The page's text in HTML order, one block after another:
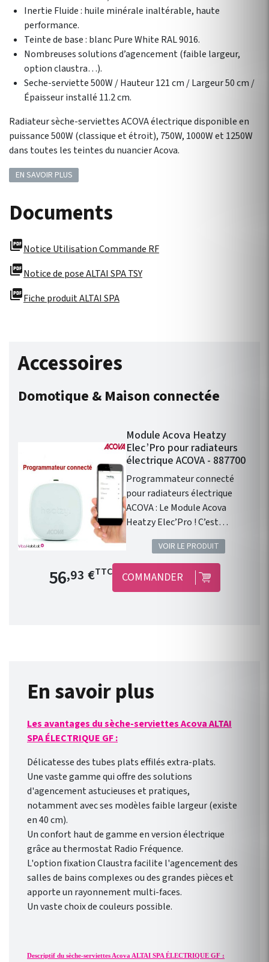
Inertie Fluide : huile minérale inaltérable, haute
performance.
Teinte de base : blanc Pure White RAL 9016.
Nombreuses solutions d’agencement (faible largeur,
option claustra…).
Seche-serviette 500W / Hauteur 121 cm / Largeur 50 cm /
Épaisseur installé 11.2 cm.
Radiateur sèche-serviettes ACOVA électrique disponible en
puissance 500W (classique et étroit), 750W, 1000W et 1250W
dans toutes les teintes du nuancier Acova.
EN SAVOIR PLUS
Documents
picture_as_pdfNotice Utilisation Commande RF
picture_as_pdfNotice de pose ALTAI SPA TSY
picture_as_pdfFiche produit ALTAI SPA
Accessoires
Domotique & Maison connectée
Module Acova Heatzy
Elec’Pro pour radiateurs
électrique ACOVA - 887700
Programmateur connecté
pour radiateurs électrique
ACOVA : Le Module Acova
Heatzy Elec’Pro ! C’est
l’accessoire qui vous
permettra de transformer les
radiateurs électriques équipés
d’un fil pilote en produits
connectés : jusqu’à 3
équipé d’un fil pilote. Il est
compatible avec une nouvelle
déjà installés ! Connexion
Pilotage des radiateurs de
l’extérieur comme de
l’intérieur avec l’ application
gratuite pour smartphone
économie d’énergie !
Programmation
hebdomadaire
personnalisable selon votre
rythme de vie !
VOIR LE PRODUIT
Prix de base
56,93 €TTC COMMANDER
En savoir plus
Les avantages du sèche-serviettes Acova ALTAI
SPA ÉLECTRIQUE GF :
Délicatesse des tubes plats effilés extra-plats.
Une vaste gamme qui offre des solutions
d'agencement astucieuses et pratiques,
notamment avec ses modèles faible largeur (existe
en 40 cm).
Un confort haut de gamme en version électrique
grâce au thermostat Radio Fréquence.
L'option fixation Claustra facilite l'agencement des
salles de bains complexes ou des grandes pièces et
apporte un rayonnement multi-faces.
Un vaste choix de couleurs possible.
Descriptif du sèche-serviettes Acova ALTAI SPA ÉLECTRIQUE GF :